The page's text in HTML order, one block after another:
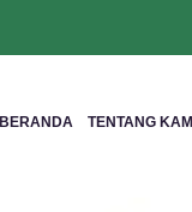
BERANDA TENTANG KAMI